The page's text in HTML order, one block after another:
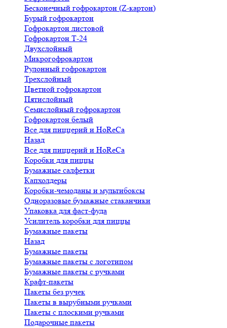
Бесконечный гофрокартон (Z-картон)
Бурый гофрокартон
Гофрокартон листовой
Гофрокартон Т-24
Двухслойный
Микрогофрокартон
Рулонный гофрокартон
Трехслойный
Цветной гофрокартон
Пятислойный
Семислойный гофрокартон
Гофрокартон белый
Все для пиццерий и HoReCa
Назад
Все для пиццерий и HoReCa
Коробки для пиццы
Бумажные салфетки
Капхолдеры
Коробки-чемоданы и мультибоксы
Одноразовые бумажные стаканчики
Упаковка для фаст-фуда
Усилитель коробки для пиццы
Бумажные пакеты
Назад
Бумажные пакеты
Бумажные пакеты с логотипом
Бумажные пакеты с ручками
Крафт-пакеты
Пакеты без ручек
Пакеты в вырубными ручками
Пакеты с плоскими ручками
Подарочные пакеты